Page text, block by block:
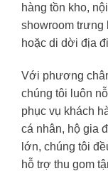
hàng tồn kho,
showroom trưng
hoặc di dời địa
Với phương
chúng tôi luôn
phục vụ khách
cá nhân, hộ gia
lớn, chúng tôi
hỗ trợ thu gom